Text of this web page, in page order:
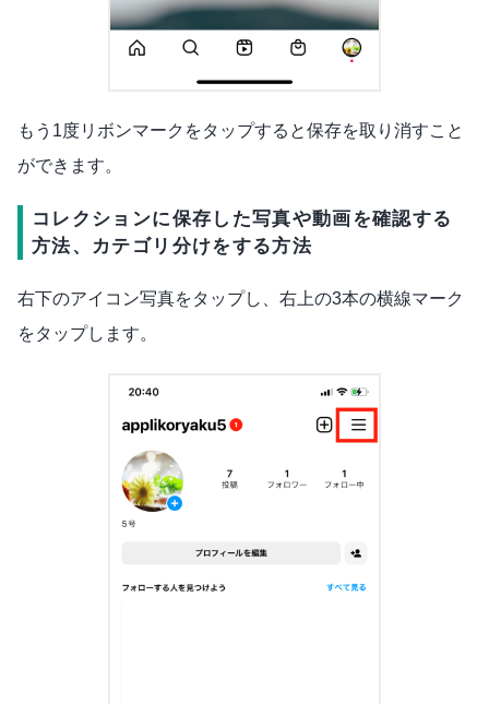
もう1度リボンマークをタップすると保存を取り消すこと
ができます。
コレクションに保存した写真や動画を確認する
方法、カテゴリ分けをする方法
右下のアイコン写真をタップし、右上の3本の横線マーク
をタップします。